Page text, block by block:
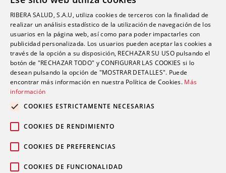
Aseguradoras
Resultados de laboratorio
Consentimiento informado
Paciente internacional
Actualidad
Contacto
RIBERA SALUD, S.A.U, utiliza cookies de terceros con la finalidad de
realizar un análisis estadístico de la utilización de navegación de los
usuarios en la página web, así como para poder impactarles con
publicidad personalizada. Los usuarios pueden aceptar las cookies a
través de la opción a su disposición, RECHAZAR SU USO pulsando el
botón de "RECHAZAR TODO" y CONFIGURAR LAS COOKIES si lo
desean pulsando la opción de "MOSTRAR DETALLES". Puede
encontrar más información en nuestra Política de Cookies. Más
información
COOKIES ESTRICTAMENTE NECESARIAS
COOKIES DE RENDIMIENTO
COOKIES DE PREFERENCIAS
COOKIES DE FUNCIONALIDAD